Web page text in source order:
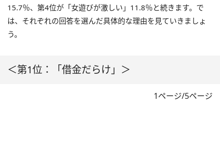
15.7％、第4位が「女遊びが激しい」11.8％と続きます。で
は、それぞれの回答を選んだ具体的な理由を見ていきましょ
う。
＜第1位：「借金だらけ」＞
1ページ/5ページ